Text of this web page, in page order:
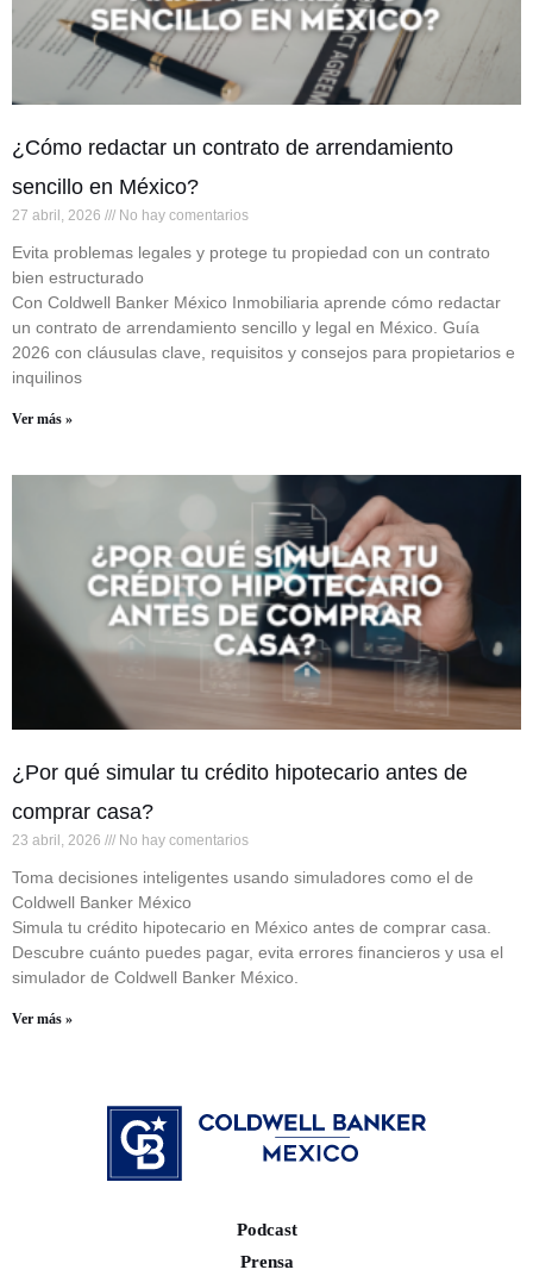
¿Cómo redactar un contrato de arrendamiento
sencillo en México?
27 abril, 2026 No hay comentarios
Evita problemas legales y protege tu propiedad con un contrato
bien estructurado
Con Coldwell Banker México Inmobiliaria aprende cómo redactar
un contrato de arrendamiento sencillo y legal en México. Guía
2026 con cláusulas clave, requisitos y consejos para propietarios e
inquilinos
Ver más »
¿Por qué simular tu crédito hipotecario antes de
comprar casa?
23 abril, 2026 No hay comentarios
Toma decisiones inteligentes usando simuladores como el de
Coldwell Banker México
Simula tu crédito hipotecario en México antes de comprar casa.
Descubre cuánto puedes pagar, evita errores financieros y usa el
simulador de Coldwell Banker México.
Ver más »
Podcast
Prensa